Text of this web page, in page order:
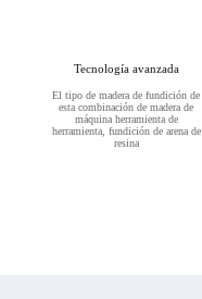
Tecnología avanzada
El tipo de madera de fundición de
esta combinación de madera de
máquina herramienta de
herramienta, fundición de arena de
resina